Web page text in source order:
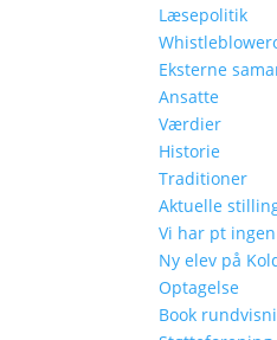
Læsepolitik
Eksterne
Ansatte
Værdier
Historie
Traditioner
Aktuelle
Vi har pt
Ny elev på
Optagelse
Book